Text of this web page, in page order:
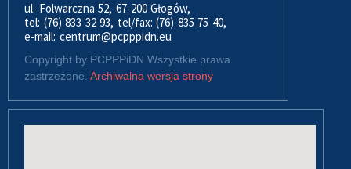
ul. Folwarczna 52, 67-200 Głogów,
tel: (76) 833 32 93, tel/fax: (76) 835 75 40,
e-mail: centrum@pcpppidn.eu
Copyright by PCPPPiDN Wszystkie prawa
zastrzeżone. Archiwalna wersja strony